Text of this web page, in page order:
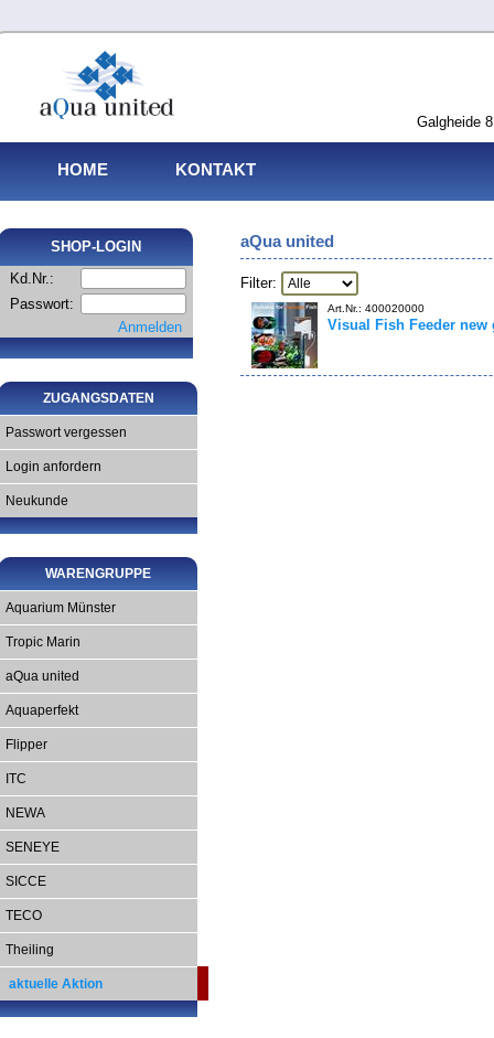
Galgheide
HOME KONTAKT
SHOP-LOGIN
Kd.Nr.:
Passwort:
Anmelden
ZUGANGSDATEN
Passwort vergessen
Login anfordern
Neukunde
WARENGRUPPE
Aquarium Münster
Tropic Marin
aQua united
Aquaperfekt
Flipper
ITC
NEWA
SENEYE
SICCE
TECO
Theiling
aktuelle Aktion
aQua united
Filter:
Art.Nr.: 400020000
Visual Fish Feeder new